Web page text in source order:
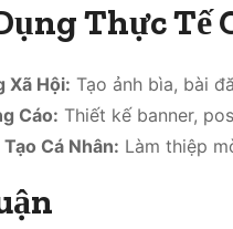
Thực Tế
Xã Hội: Tạo ảnh bìa, bài
Cáo: Thiết kế banner,
Tạo Cá Nhân: Làm thiệp